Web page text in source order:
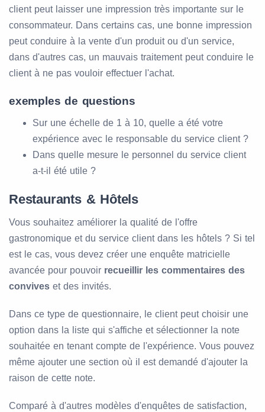
client peut laisser une impression très importante sur le
consommateur. Dans certains cas, une bonne impression
peut conduire à la vente d'un produit ou d'un service,
dans d'autres cas, un mauvais traitement peut conduire le
client à ne pas vouloir effectuer l'achat.
exemples de questions
Sur une échelle de 1 à 10, quelle a été votre
expérience avec le responsable du service client ?
Dans quelle mesure le personnel du service client
a-t-il été utile ?
Restaurants & Hôtels
Vous souhaitez améliorer la qualité de l'offre
gastronomique et du service client dans les hôtels ? Si tel
est le cas, vous devez créer une enquête matricielle
avancée pour pouvoir recueillir les commentaires des
convives et des invités.
Dans ce type de questionnaire, le client peut choisir une
option dans la liste qui s'affiche et sélectionner la note
souhaitée en tenant compte de l'expérience. Vous pouvez
même ajouter une section où il est demandé d'ajouter la
raison de cette note.
Comparé à d'autres modèles d'enquêtes de satisfaction,